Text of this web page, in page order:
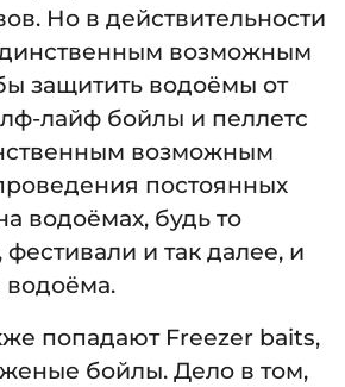
Но в действительности
возможным
защитить водоёмы от
лайф бойлы и пеллетс
возможным
постоянных
водоёмах, будь то
и так далее, и
водоёма.
попадают Freezer baits,
бойлы. Дело в том,